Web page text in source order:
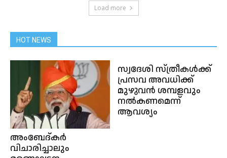
Load more
HOT NEWS
അംബേദ്കർ
വിചാരിച്ചാലും
സ്വദേശി സ്ത്രീകൾക്ക്
പ്രസവ അവധിക്ക്
മുഴുവൻ ശമ്പളവും
നൽകണമെന്ന്
ആവശ്യം